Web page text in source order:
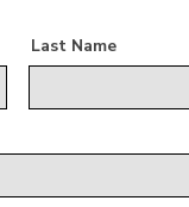
Last Name